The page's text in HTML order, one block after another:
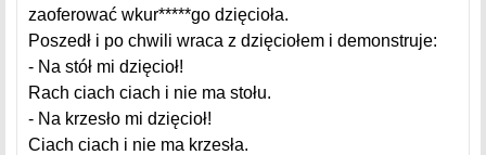
zaoferować wkur*****go dzięcioła.
Poszedł i po chwili wraca z dzięciołem i demonstruje:
- Na stół mi dzięcioł!
Rach ciach ciach i nie ma stołu.
- Na krzesło mi dzięcioł!
Ciach ciach i nie ma krzesła.